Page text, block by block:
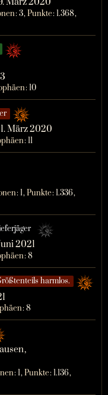
3 Punkte 1.368
10
März 2020
11
1 Punkte 1.336
2021
8
harmlos.
8
1 Punkte 1.136